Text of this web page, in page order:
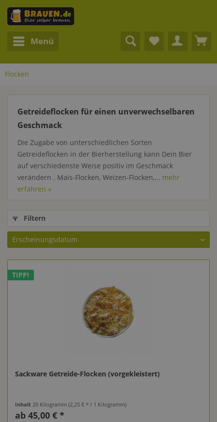
Menü
Flocken
Getreideflocken für einen unverwechselbaren
Geschmack
Die Zugabe von unterschiedlichen Sorten
Getreideflocken in der Bierherstellung kann Dein Bier
auf verschiedenste Weise positiv im Geschmack
verändern . Mais-Flocken, Weizen-Flocken,... mehr
erfahren »
Filtern
TIPP!
Sackware Getreide-Flocken (vorgekleistert)
Inhalt20 Kilogramm(2,25 € * / 1 Kilogramm)
ab 45,00 € *